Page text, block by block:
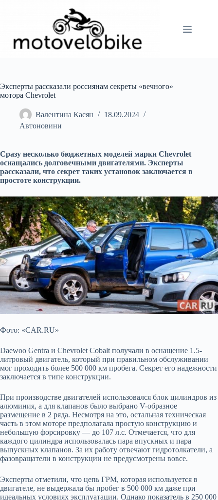
Эксперты рассказали россиянам секреты «вечного»
мотора Chevrolet
Валентина Касян
18.09.2024
Автоновини
Сразу несколько бюджетных моделей марки Chevrolet
оснащались долговечными двигателями. Эксперты
рассказали, что секрет таких установок заключается в
простоте конструкции.
Фото: «CAR.RU»
Daewoo Gentra и Chevrolet Cobalt получали в оснащение 1.5-
литровый двигатель, который при правильном обслуживании
мог проходить более 500 000 км пробега. Секрет его надежности
заключается в типе конструкции.
При производстве двигателей использовался блок цилиндров из
алюминия, а для клапанов было выбрано V-образное
размещение в 2 ряда. Несмотря на это, остальная техническая
часть в этом моторе предполагала простую конструкцию и
небольшую форсировку — до 107 л.с. Отмечается, что для
каждого цилиндра использовалась пара впускных и пара
выпускных клапанов. За их работу отвечают гидротолкатели, а
фазовращатели в конструкции не предусмотрены вовсе.
Эксперты отметили, что цепь ГРМ, которая используется в
двигателе, не выдержала бы пробег в 500 000 км даже при
идеальных условиях эксплуатации. Однако показатель в 250 000